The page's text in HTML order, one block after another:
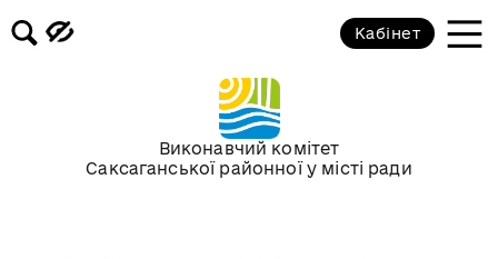
Виконавчий комітет
Саксаганської районної у місті ради
Кабінет
Засідання за 2015 рік
Засідання за 2014 рік
Засідання за 2013 рік